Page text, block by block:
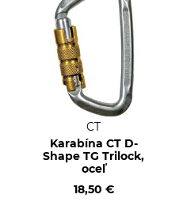
CT
Karabína CT D-
Shape TG Trilock,
oceľ
18,50 €